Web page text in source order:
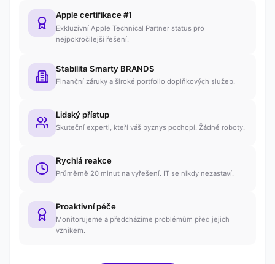
Apple certifikace #1
Exkluzivní Apple Technical Partner status pro
nejpokročilejší řešení.
Stabilita Smarty BRANDS
Finanční záruky a široké portfolio doplňkových služeb.
Lidský přístup
Skuteční experti, kteří váš byznys pochopí. Žádné roboty.
Rychlá reakce
Průměrně 20 minut na vyřešení. IT se nikdy nezastaví.
Proaktivní péče
Monitorujeme a předcházíme problémům před jejich
vznikem.